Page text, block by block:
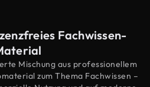
Fachwissen-
Mischung aus professionellem
zum Thema Fachwissen –